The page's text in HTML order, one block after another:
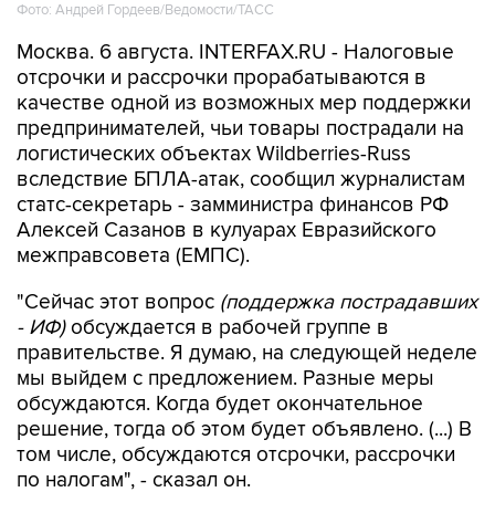
Фото: Андрей Гордеев/Ведомости/ТАСС
Москва. 6 августа. INTERFAX.RU - Налоговые
отсрочки и рассрочки прорабатываются в
качестве одной из возможных мер поддержки
предпринимателей, чьи товары пострадали на
логистических объектах Wildberries-Russ
вследствие БПЛА-атак, сообщил журналистам
статс-секретарь - замминистра финансов РФ
Алексей Сазанов в кулуарах Евразийского
межправсовета (ЕМПС).
"Сейчас этот вопрос (поддержка пострадавших
- ИФ)обсуждается в рабочей группе в
правительстве. Я думаю, на следующей неделе
мы выйдем с предложением. Разные меры
обсуждаются. Когда будет окончательное
решение, тогда об этом будет объявлено. (...) В
том числе, обсуждаются отсрочки, рассрочки
по налогам", - сказал он.